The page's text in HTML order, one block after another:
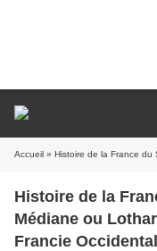
Accueil » Histoire de la France du Saint Empire /
Histoire de la
Médiane ou
Francie